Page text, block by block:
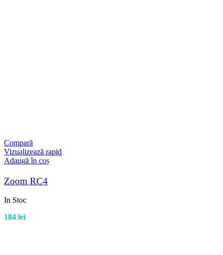
Compară
Vizualizează rapid
Adaugă în coș
Zoom RC4
In Stoc
184 lei